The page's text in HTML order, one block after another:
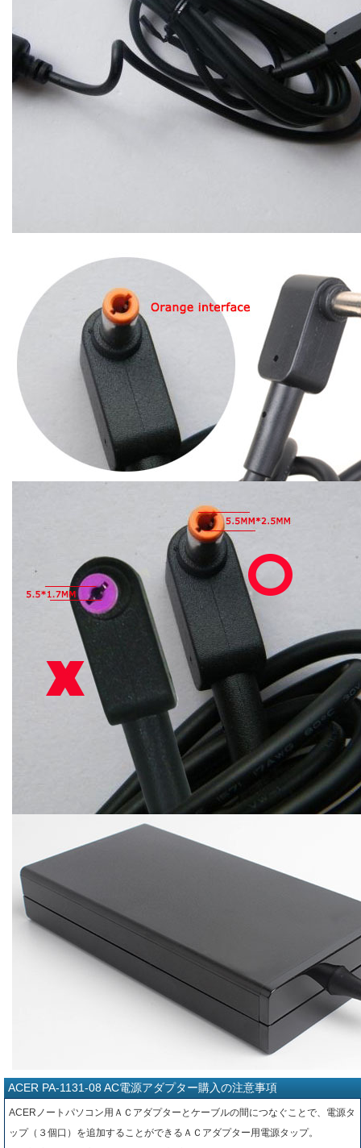
ACER PA-1131-08 AC電源アダプター購入の注意事項
ACERノートパソコン用ＡＣアダプターとケーブルの間につなぐことで、電源タ
ップ（３個口）を追加することができるＡＣアダプター用電源タップ。